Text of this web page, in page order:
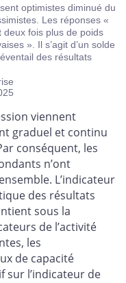
optimistes diminué du
Les réponses «
fois plus de poids
». Il s’agit d’un solde
des résultats
viennent
graduel et continu
conséquent, les
n’ont
L’indicateur
des résultats
sous la
de l’activité
les
de capacité
sur l’indicateur de